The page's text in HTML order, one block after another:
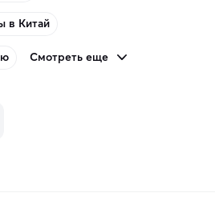
в Китай
Смотреть еще